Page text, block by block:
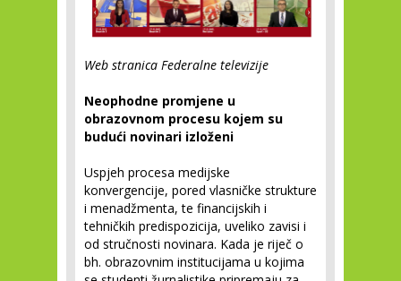
Web stranica Federalne televizije
Neophodne promjene u
obrazovnom procesu kojem su
budući novinari izloženi
Uspjeh procesa medijske
konvergencije, pored vlasničke strukture
i menadžmenta, te financijskih i
tehničkih predispozicija, uveliko zavisi i
od stručnosti novinara. Kada je riječ o
bh. obrazovnim institucijama u kojima